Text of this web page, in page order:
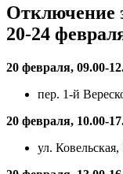
Отключение
20-24
20 февраля, 09.00-
пер. 1-й
20 февраля, 10.00-
ул. Ковельская,